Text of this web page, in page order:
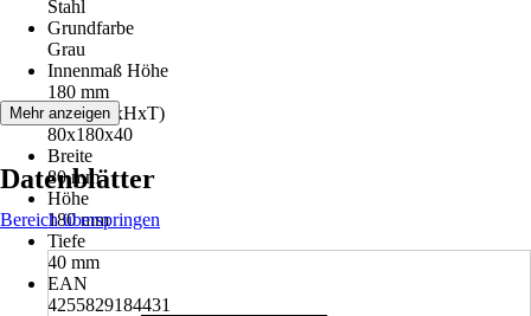
Stahl
Grundfarbe
Grau
Innenmaß Höhe
180 mm
Maße (BxHxT)
80x180x40
Breite
80 mm
Höhe
180 mm
Tiefe
40 mm
EAN
4255829184431
Mehr anzeigen
Datenblätter
Bereich überspringen